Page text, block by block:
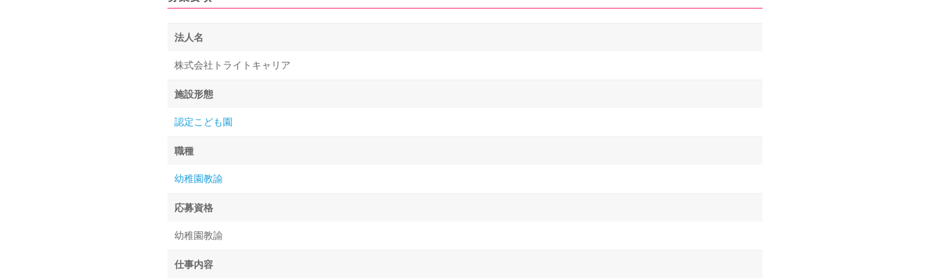
法人名
株式会社トライトキャリア
施設形態
認定こども園
職種
幼稚園教諭
応募資格
幼稚園教諭
仕事内容